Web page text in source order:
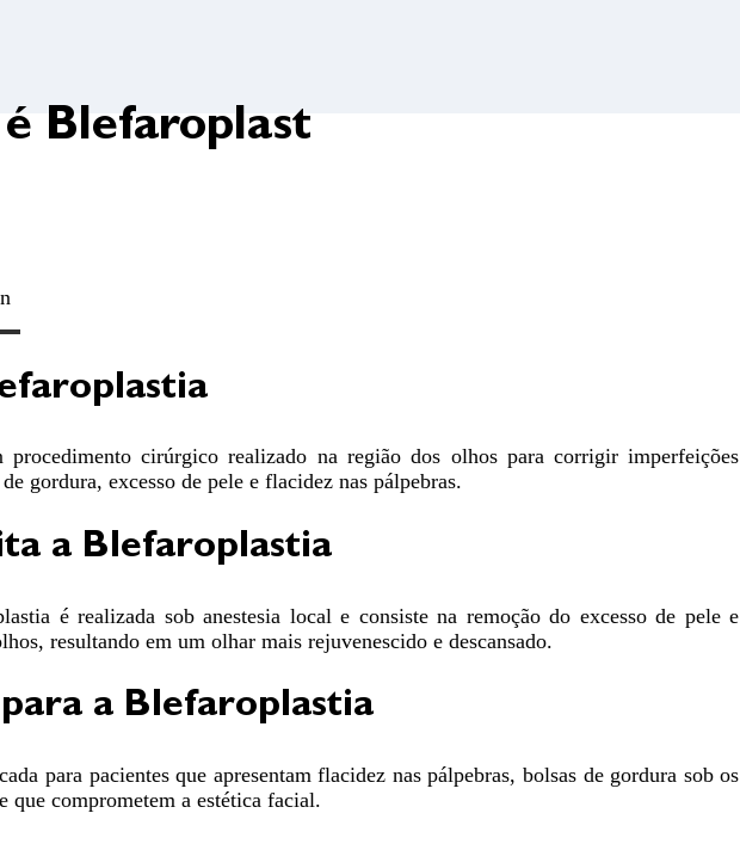
Blefaroplast
cirúrgico realizado na região dos olhos para corrigir imperfeições
gordura, excesso de pele e flacidez nas pálpebras.
a Blefaroplastia
é realizada sob anestesia local e consiste na remoção do excesso de pele e
resultando em um olhar mais rejuvenescido e descansado.
a Blefaroplastia
para pacientes que apresentam flacidez nas pálpebras, bolsas de gordura sob os
que comprometem a estética facial.